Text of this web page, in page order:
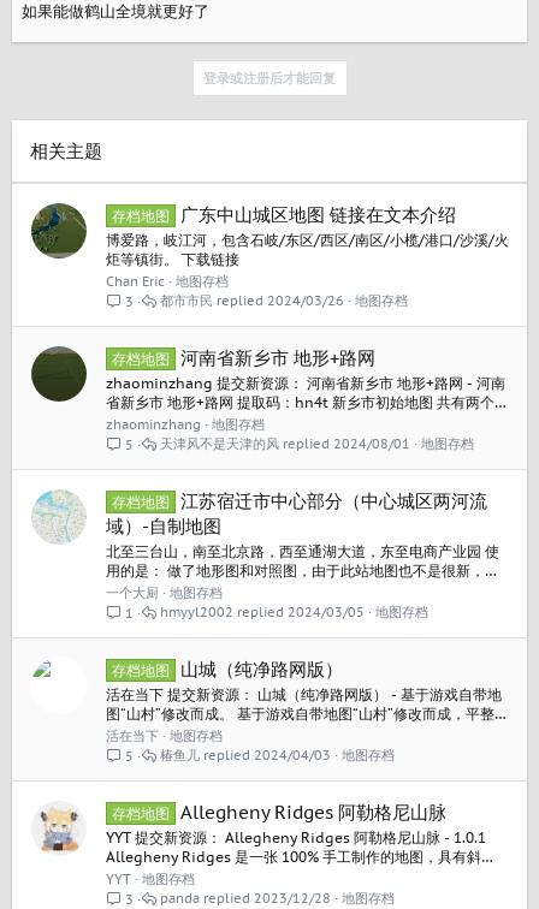
如果能做鹤山全境就更好了
登录或注册后才能回复
相关主题
存档地图 广东中山城区地图 链接在文本介绍
博爱路，岐江河，包含石岐/东区/西区/南区/小榄/港口/沙溪/火
炬等镇街。 下载链接
Chan Eric
地图存档
3
地图存档
2024/03/26
都市市民
存档地图 河南省新乡市 地形+路网
zhaominzhang 提交新资源： 河南省新乡市 地形+路网 - 河南
省新乡市 地形+路网 提取码：hn4t 新乡市初始地图 共有两个版
本 1.初始地形图，包括初始道路（人民路+和平路）、京广铁
路、河流、远景（凤凰山、云台山），需放置在Maps文件夹，
铁线路：...
zhaominzhang
地图存档
5
地图存档
2024/08/01
天津风不是天津的风
存档地图
江苏宿迁市中心部分（中心城区两河流
域）-自制地图
北至三台山，南至北京路，西至通湖大道，东至电商产业园 使
用的是： 做了地形图和对照图，由于此站地图也不是很新，欢
迎调整提意见 链接： 提取码：uzon 此外，欢迎宿迁的朋友互
相联系 制作的参照图、地形图也附上
一个大厨
地图存档
1
地图存档
2024/03/05
hmyyl2002
存档地图 山城（纯净路网版）
活在当下 提交新资源： 山城（纯净路网版） - 基于游戏自带地
图“山村”修改而成。 基于游戏自带地图“山村”修改而成，平整了
地形，并调整了水位。 请把压缩包里的2个文件，解压到你的存
档目录。（注意打开解锁全部，因为道路用了8车道，希望你会
活在当下
地图存档
5
地图存档
2024/04/03
椿鱼儿
存档地图 Allegheny Ridges 阿勒格尼山脉
YYT 提交新资源： Allegheny Ridges 阿勒格尼山脉 - 1.0.1
Allegheny Ridges 是一张 100% 手工制作的地图，具有斜
坡、河流和山谷的逼真缩放比例。充足的平坦空间，但被山
脊、山谷、河流、溪流、洪泛区和分级山口隔开。您需要将区
YYT
地图存档
3
地图存档
2023/12/28
panda